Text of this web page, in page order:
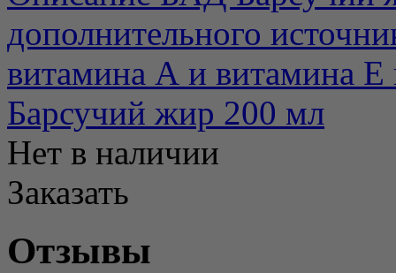
дополнительного
витамина А и витамина Е
Барсучий жир 200 мл
Нет в наличии
Заказать
Отзывы